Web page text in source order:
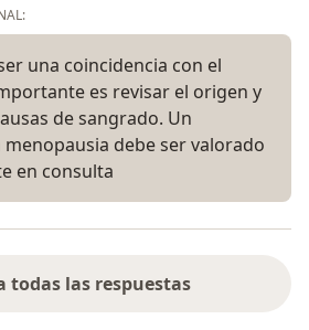
una coincidencia con el
es revisar el origen y
de sangrado. Un
debe ser valorado
en consulta
todas las respuestas